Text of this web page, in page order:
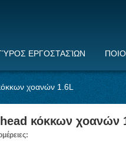
ΕΡΓΟΣΤΑΣΊΩΝ
χοανών 1.6L
κόκκων χοανών